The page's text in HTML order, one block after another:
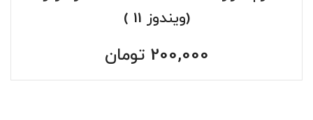
(ویندوز 11 )
200,000 تومان